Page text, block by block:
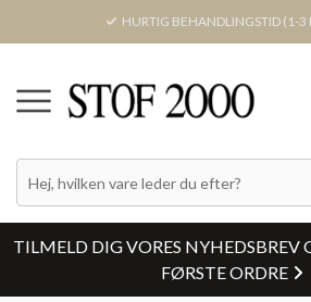
HURTIG BEHANDLINGSTID (1-3
TILMELD DIG VORES NYHEDSBREV
FØRSTE ORDRE